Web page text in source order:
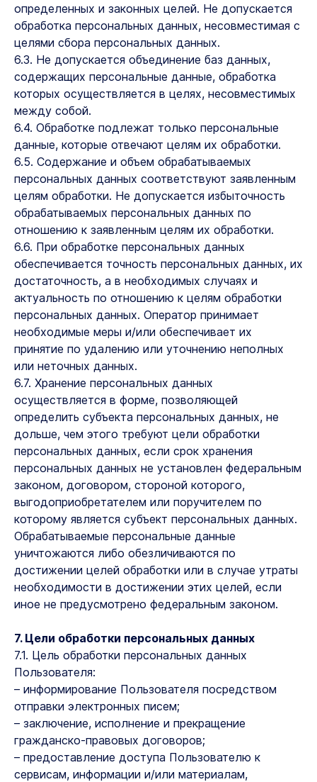
определенных и законных целей. Не допускается
обработка персональных данных, несовместимая с
целями сбора персональных данных.
6.3. Не допускается объединение баз данных,
содержащих персональные данные, обработка
которых осуществляется в целях, несовместимых
между собой.
6.4. Обработке подлежат только персональные
данные, которые отвечают целям их обработки.
6.5. Содержание и объем обрабатываемых
персональных данных соответствуют заявленным
целям обработки. Не допускается избыточность
обрабатываемых персональных данных по
отношению к заявленным целям их обработки.
6.6. При обработке персональных данных
обеспечивается точность персональных данных, их
достаточность, а в необходимых случаях и
актуальность по отношению к целям обработки
персональных данных. Оператор принимает
необходимые меры и/или обеспечивает их
принятие по удалению или уточнению неполных
или неточных данных.
6.7. Хранение персональных данных
осуществляется в форме, позволяющей
определить субъекта персональных данных, не
дольше, чем этого требуют цели обработки
персональных данных, если срок хранения
персональных данных не установлен федеральным
законом, договором, стороной которого,
выгодоприобретателем или поручителем по
которому является субъект персональных данных.
Обрабатываемые персональные данные
уничтожаются либо обезличиваются по
достижении целей обработки или в случае утраты
необходимости в достижении этих целей, если
иное не предусмотрено федеральным законом.
7. Цели обработки персональных данных
7.1. Цель обработки персональных данных
Пользователя:
– информирование Пользователя посредством
отправки электронных писем;
– заключение, исполнение и прекращение
гражданско-правовых договоров;
– предоставление доступа Пользователю к
сервисам, информации и/или материалам,